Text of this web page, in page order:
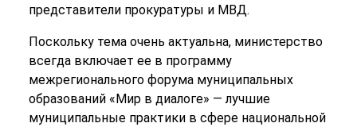
представители прокуратуры и МВД.
Поскольку тема очень актуальна, министерство
всегда включает ее в программу
межрегионального форума муниципальных
образований «Мир в диалоге» — лучшие
муниципальные практики в сфере национальной